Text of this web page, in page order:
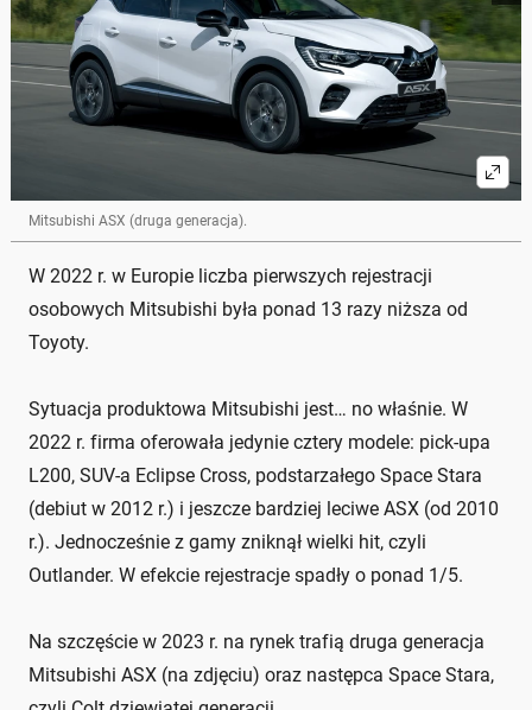
Mitsubishi ASX (druga generacja).
W 2022 r. w Europie liczba pierwszych rejestracji
osobowych Mitsubishi była ponad 13 razy niższa od
Toyoty.
Sytuacja produktowa Mitsubishi jest… no właśnie. W
2022 r. firma oferowała jedynie cztery modele: pick-upa
L200, SUV-a Eclipse Cross, podstarzałego Space Stara
(debiut w 2012 r.) i jeszcze bardziej leciwe ASX (od 2010
r.). Jednocześnie z gamy zniknął wielki hit, czyli
Outlander. W efekcie rejestracje spadły o ponad 1/5.
Na szczęście w 2023 r. na rynek trafią druga generacja
Mitsubishi ASX (na zdjęciu) oraz następca Space Stara,